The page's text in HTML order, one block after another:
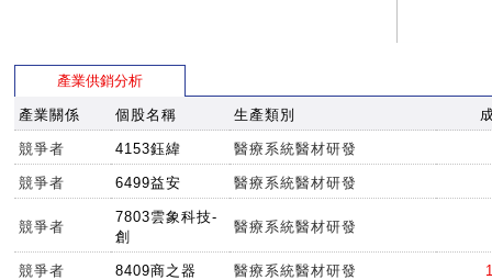
產業供銷分析
產業關係 個股名稱 生產類別
競爭者 4153鈺緯 醫療系統醫材研發
競爭者 6499益安 醫療系統醫材研發
競爭者
7803雲象科技-
創
醫療系統醫材研發
競爭者 8409商之器 醫療系統醫材研發